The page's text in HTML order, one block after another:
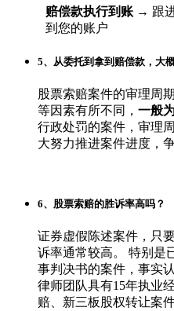
赔偿款执行到账 → 跟
到您的账户
5、从委托到拿到赔偿款，大
股票索赔案件的审理周
等因素有所不同， 一般
行政处罚的案件，审理
大努力推进案件进度，
6、股票索赔的胜诉率高吗？
证券虚假陈述案件，只
诉率通常较高。 特别是
事判决书的案件，事实
律师团队具有15年执业
赔、新三板股权转让案